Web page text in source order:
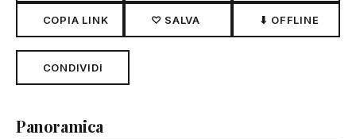
COPIA LINK ♡ SALVA ⬇ OFFLINE
CONDIVIDI
Panoramica